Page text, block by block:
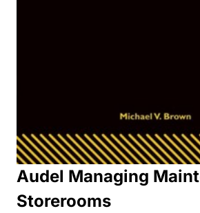
Audel Managing
Storerooms